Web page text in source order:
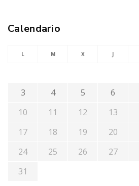
Calendario
L M X J
3
4 5 6
10
11 12 13
17
18 19 20
24
25 26 27
31